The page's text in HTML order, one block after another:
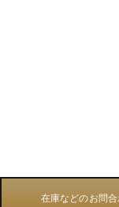
在庫などのお問